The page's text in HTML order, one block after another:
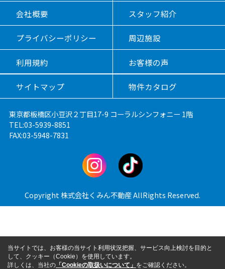
会社概要 スタッフ紹介
プライバシーポリシー 周辺施設
利用規約 お客様の声
サイトマップ 物件カタログ
東京都板橋区小豆沢２丁目17-9 コーラルシンフォニー 1階
TEL:03-5939-8851
FAX:03-5948-7831
Copyright 株式会社くみん不動産 AllRights Reserved.
当サイトでは、お客様の当サイト利用状況把握、サービス向上検討を目的と
して、クッキー（Cookie）を使用しています。
詳しくは、当社の 「Cookieの取扱いについて」 をご確認ください。